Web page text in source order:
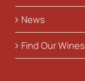
News
Find Our Wines